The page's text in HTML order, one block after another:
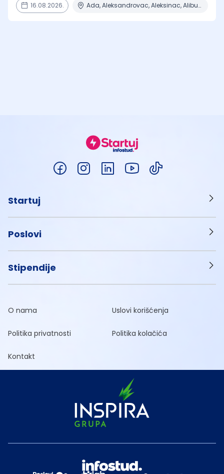
16.08.2026. Ada, Aleksandrovac, Aleksinac, Alibunar, Apatin + 206 mesta
Startuj
Poslovi
Stipendije
O nama Uslovi korišćenja
Politika privatnosti Politika kolačića
Kontakt